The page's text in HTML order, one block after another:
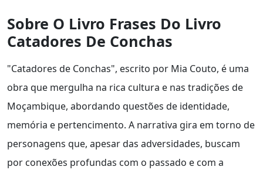
Sobre O Livro Frases Do Livro
Catadores De Conchas
"Catadores de Conchas", escrito por Mia Couto, é uma
obra que mergulha na rica cultura e nas tradições de
Moçambique, abordando questões de identidade,
memória e pertencimento. A narrativa gira em torno de
personagens que, apesar das adversidades, buscam
por conexões profundas com o passado e com a